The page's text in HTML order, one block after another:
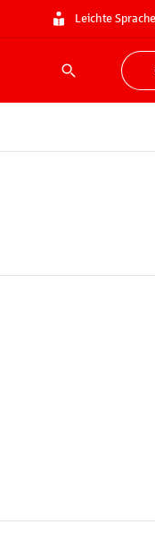
Leichte Sprache
Suche